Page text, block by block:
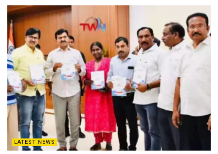
LATEST NEWS